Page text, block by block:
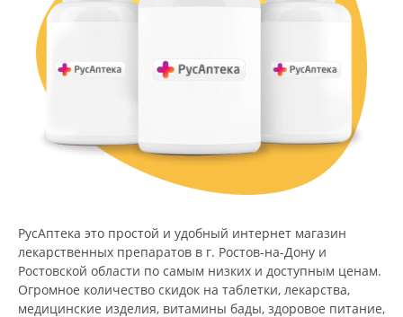
РусАптека это простой и удобный интернет магазин
лекарственных препаратов в г. Ростов-на-Дону и
Ростовской области по самым низких и доступным ценам.
Огромное количество скидок на таблетки, лекарства,
медицинские изделия, витамины бады, здоровое питание,